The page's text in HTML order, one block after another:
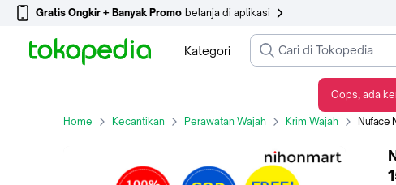
Gratis Ongkir + Banyak Promo belanja di aplikasi
Kategori
Home Kecantikan Perawatan Wajah Krim Wajah Nuface Nu
Oops, ada